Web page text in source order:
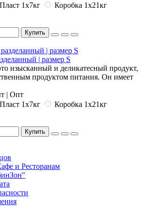
Пласт 1x7кг
Коробка 1x21кг
Купить
| размер S
изысканный и деликатесный продукт,
продуктом питания. Он имеет
| Опт
Пласт 1x7кг
Коробка 1x21кг
Купить
и Ресторанам